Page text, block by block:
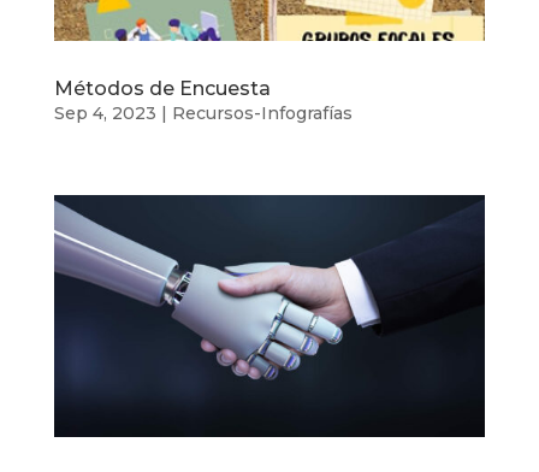
Métodos de Encuesta
Sep 4, 2023 | Recursos-Infografías